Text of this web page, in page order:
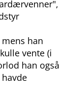
,
mens han
vente (i
han også